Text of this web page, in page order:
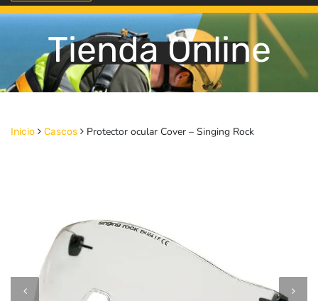
Tienda Online
Inicio Cascos Protector ocular Cover – Singing Rock